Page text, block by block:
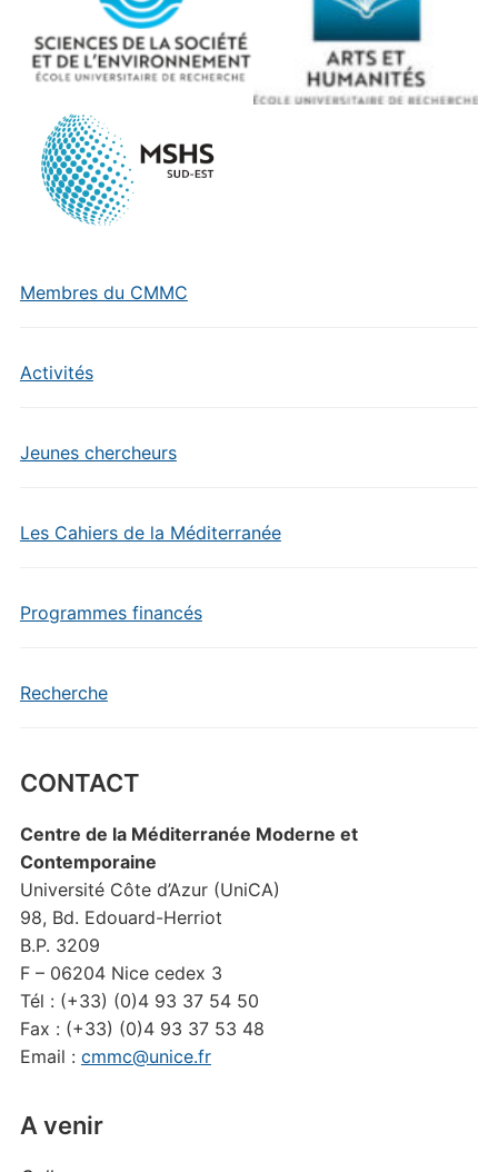
Membres du CMMC
Activités
Jeunes chercheurs
Les Cahiers de la Méditerranée
Programmes financés
Recherche
CONTACT
Centre de la Méditerranée Moderne et
Contemporaine
Université Côte d’Azur (UniCA)
98, Bd. Edouard-Herriot
B.P. 3209
F – 06204 Nice cedex 3
Tél : (+33) (0)4 93 37 54 50
Fax : (+33) (0)4 93 37 53 48
Email : cmmc@unice.fr
A venir